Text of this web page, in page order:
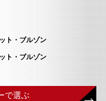
ト・ブルゾン
ト・ブルゾン
で選ぶ